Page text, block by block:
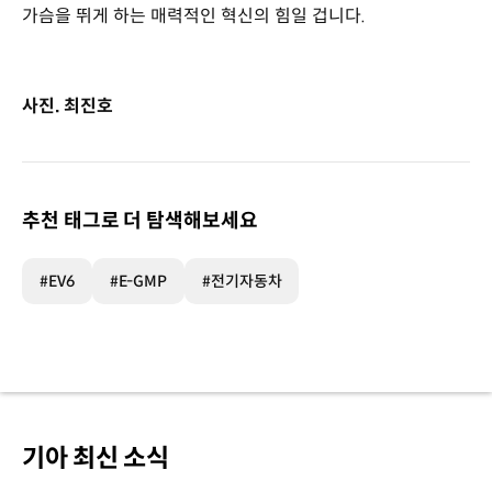
가슴을 뛰게 하는 매력적인 혁신의 힘일 겁니다.
사진. 최진호
추천 태그로 더 탐색해보세요
#EV6 #E-GMP #전기자동차
기아 최신 소식